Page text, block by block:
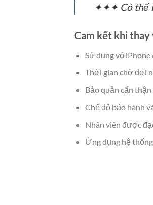
✦✦✦ Có thể
Cam kết khi thay
Sử dụng vỏ
Thời gian chờ đợi
Bảo quản cẩn
Chế độ bảo hành
Nhân viên được
Ứng dụng hệ